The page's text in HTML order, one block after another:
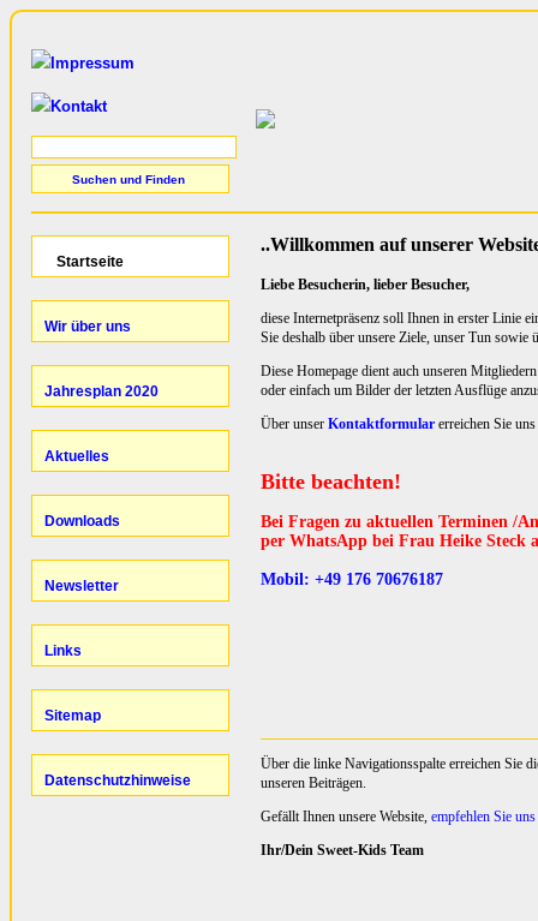
Impressum
Kontakt
..Willkommen auf unserer
Liebe Besucherin, lieber Besucher,
diese Internetpräsenz soll Ihnen in erster Linie
Sie deshalb über unsere Ziele, unser Tun sowie
Diese Homepage dient auch unseren
oder einfach um Bilder der letzten Ausflüge
Über unser Kontaktformular erreichen Sie
Bitte beachten!
Bei Fragen zu aktuellen Terminen /
per WhatsApp bei Frau Heike Steck
Mobil: +49 176 70676187
Über die linke Navigationsspalte erreichen Sie
unseren Beiträgen.
Gefällt Ihnen unsere Website, empfehlen Sie
Ihr/Dein Sweet-Kids Team